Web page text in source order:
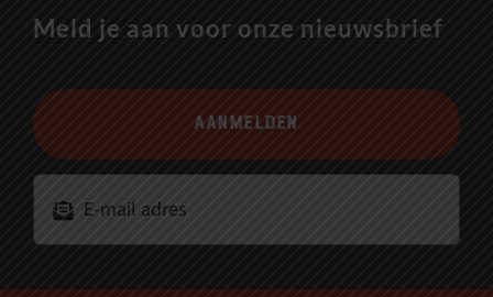
Meld je aan voor onze nieuwsbrief
Aanmelden